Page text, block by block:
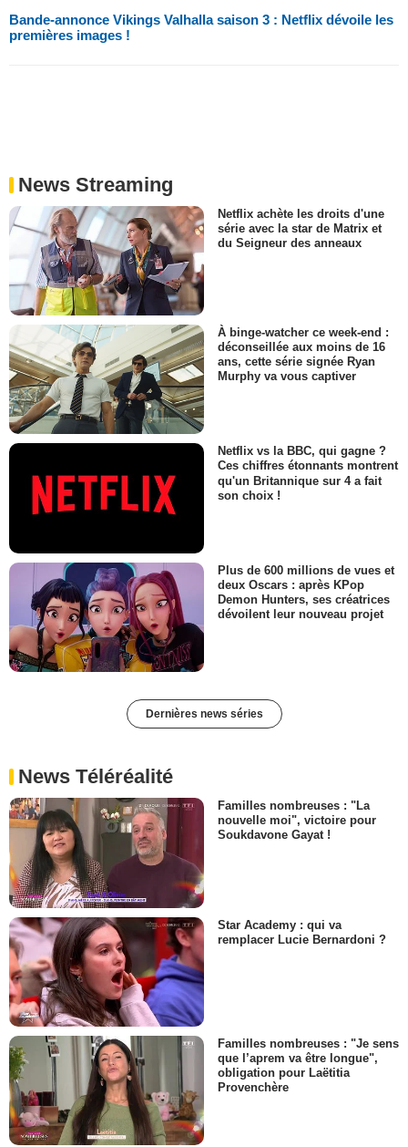
Bande-annonce Vikings Valhalla saison 3 : Netflix dévoile les
premières images !
News Streaming
Netflix achète les droits d'une
série avec la star de Matrix et
du Seigneur des anneaux
À binge-watcher ce week-end :
déconseillée aux moins de 16
ans, cette série signée Ryan
Murphy va vous captiver
Netflix vs la BBC, qui gagne ?
Ces chiffres étonnants montrent
qu'un Britannique sur 4 a fait
son choix !
Plus de 600 millions de vues et
deux Oscars : après KPop
Demon Hunters, ses créatrices
dévoilent leur nouveau projet
Dernières news séries
News Téléréalité
Familles nombreuses : "La
nouvelle moi", victoire pour
Soukdavone Gayat !
Star Academy : qui va
remplacer Lucie Bernardoni ?
Familles nombreuses : "Je sens
que l’aprem va être longue",
obligation pour Laëtitia
Provenchère